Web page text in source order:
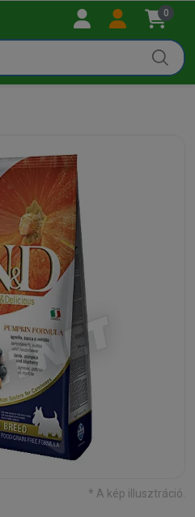
0
* A kép illusztráció.